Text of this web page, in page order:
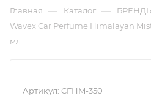
Главная — Каталог —
Wavex Car Perfume Himalayan
мл
Артикул: CFHM-350